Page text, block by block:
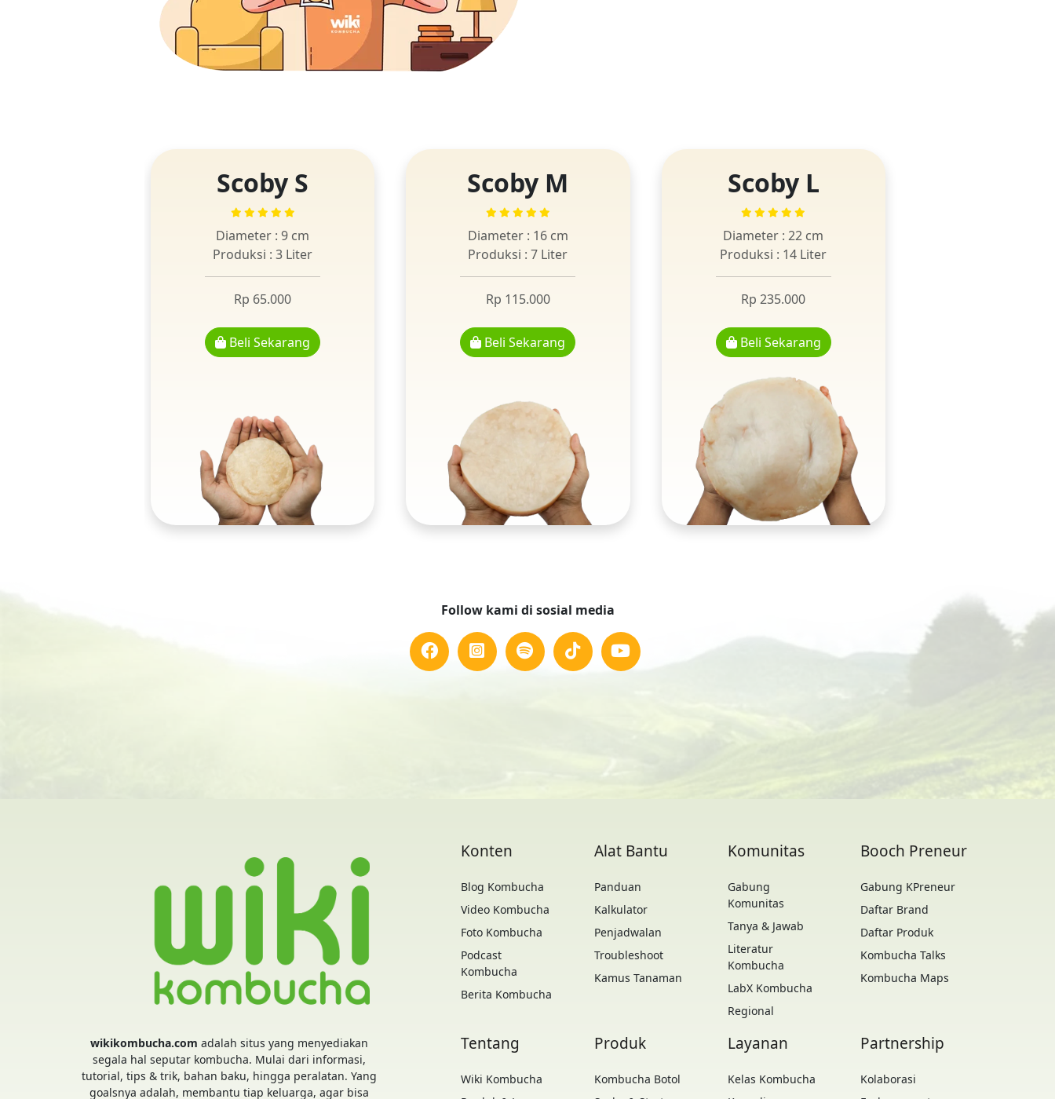
Scoby S
Diameter : 9 cm
Produksi : 3 Liter
Rp 65.000
Beli Sekarang
Scoby M
Diameter : 16 cm
Produksi : 7 Liter
Rp 115.000
Beli Sekarang
Scoby L
Diameter : 22 cm
Produksi : 14 Liter
Rp 235.000
Beli Sekarang
Follow kami di sosial media
Konten
Blog Kombucha
Video Kombucha
Foto Kombucha
Podcast
Kombucha
Berita Kombucha
Alat Bantu
Panduan
Kalkulator
Penjadwalan
Troubleshoot
Kamus Tanaman
Komunitas
Gabung
Komunitas
Tanya & Jawab
Literatur
Kombucha
LabX Kombucha
Regional
Booch Preneur
Gabung KPreneur
Daftar Brand
Daftar Produk
Kombucha Talks
Kombucha Maps
wikikombucha.com adalah situs yang menyediakan
segala hal seputar kombucha. Mulai dari informasi,
tutorial, tips & trik, bahan baku, hingga peralatan. Yang
goalsnya adalah, membantu tiap keluarga, agar bisa
Tentang
Wiki Kombucha
Produk
Kombucha Botol
Layanan
Kelas Kombucha
Partnership
Kolaborasi